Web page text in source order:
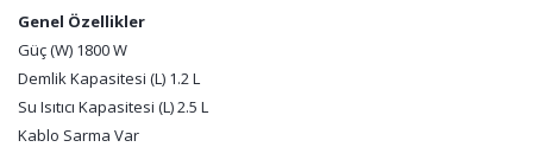
Genel Özellikler
Güç (W) 1800 W
Demlik Kapasitesi (L) 1.2 L
Su Isıtıcı Kapasitesi (L) 2.5 L
Kablo Sarma Var